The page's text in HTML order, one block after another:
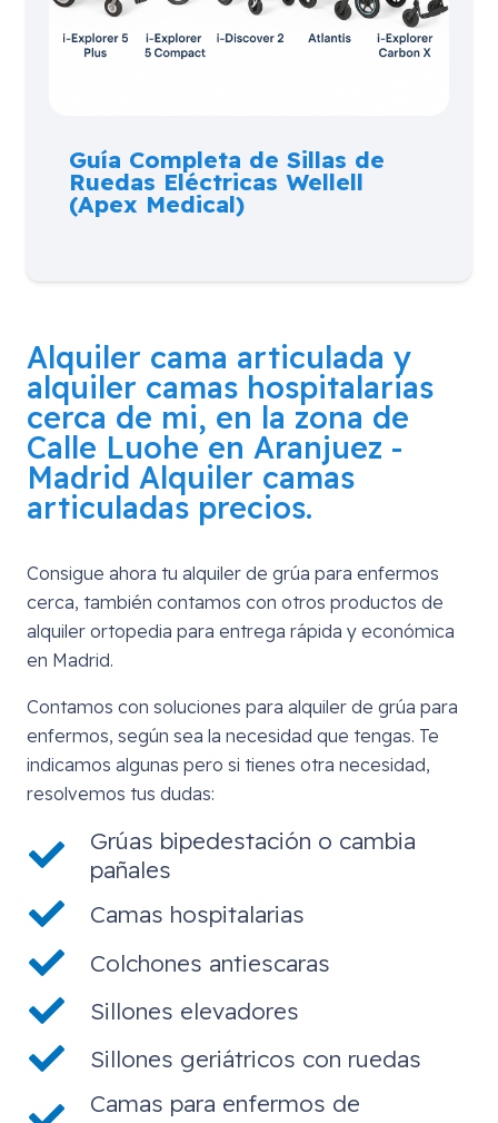
Guía Completa de Sillas de
Ruedas Eléctricas Wellell
(Apex Medical)
Alquiler cama articulada y
alquiler camas hospitalarias
cerca de mi, en la zona de
Calle Luohe en Aranjuez -
Madrid Alquiler camas
articuladas precios.
Consigue ahora tu alquiler de grúa para enfermos
cerca, también contamos con otros productos de
alquiler ortopedia para entrega rápida y económica
en Madrid.
Contamos con soluciones para alquiler de grúa para
enfermos, según sea la necesidad que tengas. Te
indicamos algunas pero si tienes otra necesidad,
resolvemos tus dudas:
Grúas bipedestación o cambia
pañales
Camas hospitalarias
Colchones antiescaras
Sillones elevadores
Sillones geriátricos con ruedas
Camas para enfermos de